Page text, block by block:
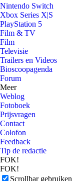
Nintendo Switch
Xbox Series X|S
PlayStation 5
Film & TV
Film
Televisie
Trailers en Videos
Bioscoopagenda
Forum
Meer
Weblog
Fotoboek
Prijsvragen
Contact
Colofon
Feedback
Tip de redactie
FOK!
FOK!
Scrollbar gebruiken